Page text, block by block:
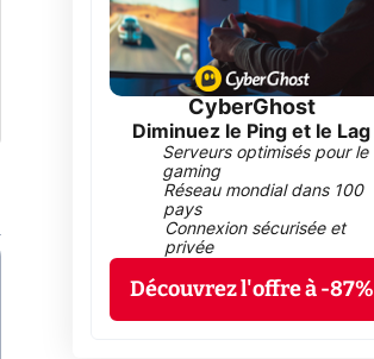
CyberGhost
Diminuez le Ping et le Lag
Serveurs optimisés pour le
gaming
Réseau mondial dans 100
pays
Connexion sécurisée et
privée
Découvrez l'offre à -87%